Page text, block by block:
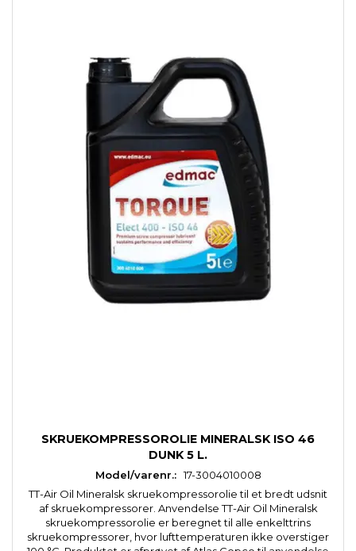
SKRUEKOMPRESSOROLIE MINERALSK ISO 46
DUNK 5 L.
Model/varenr.: 17-3004010008
TT-Air Oil Mineralsk skruekompressorolie til et bredt udsnit
af skruekompressorer. Anvendelse TT-Air Oil Mineralsk
skruekompressorolie er beregnet til alle enkelttrins
skruekompressorer, hvor lufttemperaturen ikke overstiger